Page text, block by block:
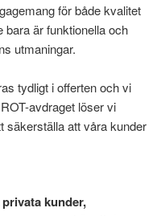
för både kvalitet
bara är funktionella och
utmaningar.
tydligt i offerten och vi
avdraget löser vi
säkerställa att våra kunder
kunder,